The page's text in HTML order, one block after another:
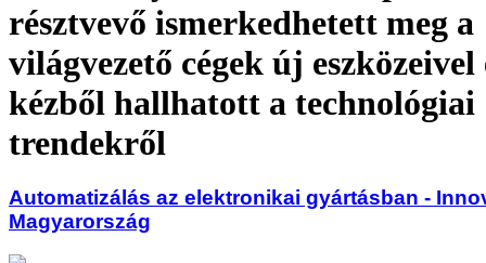
résztvevő ismerkedhetett meg a
világvezető cégek új eszközeivel
kézből hallhatott a technológiai
trendekről
Automatizálás az elektronikai gyártásban -
Magyarország